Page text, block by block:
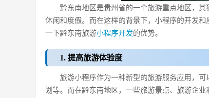
黔东南地区是贵州省的一个旅游重点地区，
休闲和度假。而在这样的背景下，小程序的开发
一下黔东南旅游小程序开发的优势。
1. 提高旅游体验度
旅游小程序作为一种新型的旅游服务应用，
划等。而在黔东南地区，一些旅游景点、旅游企